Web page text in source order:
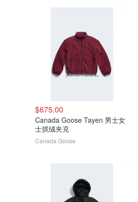
$675.00
Canada Goose Tayen 男士女
士抓绒夹克
Canada Goose